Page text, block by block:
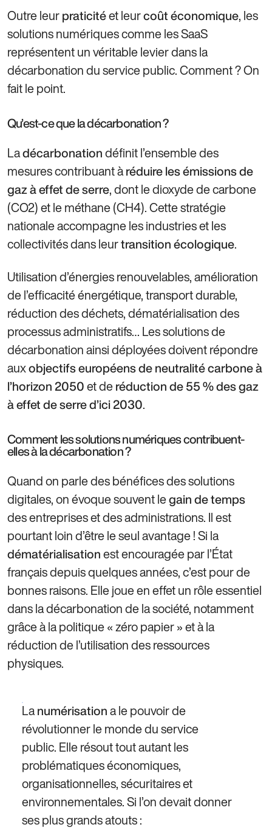
Outre leur praticitéet leurcoût économique, les
solutions numériques comme les SaaS
représentent un véritable levier dans la
décarbonation du service public. Comment ? On
fait le point.
Qu’est-ce que la décarbonation ?
Ladécarbonation définit l’ensemble des
mesures contribuant àréduire les émissions de
gaz à effet de serre, dont le dioxyde de carbone
(CO2) et le méthane (CH4). Cette stratégie
nationale accompagne les industries et les
collectivités dans leurtransition écologique.
Utilisation d’énergies renouvelables, amélioration
de l’efficacité énergétique, transport durable,
réduction des déchets, dématérialisation des
processus administratifs… Les solutions de
décarbonation ainsi déployées doivent répondre
auxobjectifs européens de neutralité carbone à
l’horizon 2050 et de réduction de 55 % des gaz
à effet de serre d’ici 2030.
Comment les solutions numériques contribuent-
elles à la décarbonation ?
Quand on parle des bénéfices des solutions
digitales, on évoque souvent legain de temps
des entreprises et des administrations. Il est
pourtant loin d’être le seul avantage ! Si la
dématérialisation est encouragée par l’État
français depuis quelques années, c’est pour de
bonnes raisons. Elle joue en effet un rôle essentiel
dans la décarbonation de la société, notamment
grâce à la politique « zéro papier » et à la
réduction de l’utilisation des ressources
physiques.
Lanumérisation a le pouvoir de
révolutionner le monde du service
public. Elle résout tout autant les
problématiques économiques,
organisationnelles, sécuritaires et
environnementales. Si l’on devait donner
ses plus grands atouts :